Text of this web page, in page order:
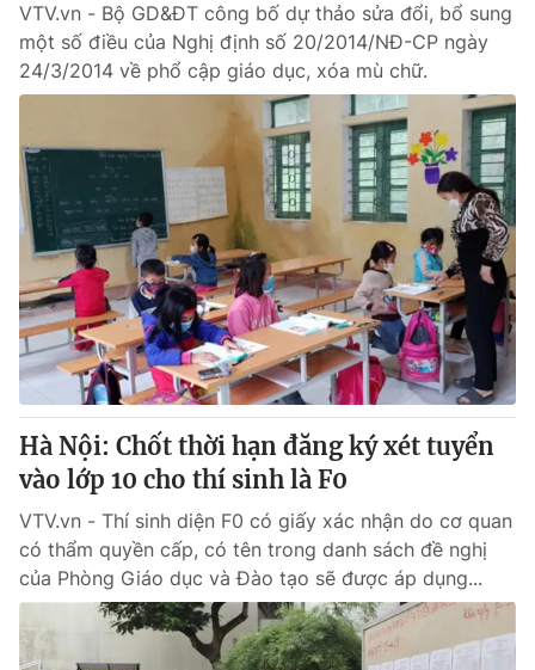
Phim VTV
Hậu trường
Khán giả
Giải sao mai
Giải trí
Điện ảnh
Sao
Du lịch
Làm đẹp
Chất lượng cuộc sống
Giáo dục
Tuyển sinh
Học trực tuyến
Công nghệ
Hitech Công nghệ tương lai
Sản phẩm
Thị trường
Tư vấn
Giao lưu trực tuyến
Lịch phát sóng
Chuyên mục khác
Emagazine Podcast
Photo Infographic
Video Shorts video
VTV.vn - Bộ GD&ĐT công bố dự thảo sửa đổi, bổ sung
một số điều của Nghị định số 20/2014/NĐ-CP ngày
24/3/2014 về phổ cập giáo dục, xóa mù chữ.
Hà Nội: Chốt thời hạn đăng ký xét tuyển
vào lớp 10 cho thí sinh là F0
VTV.vn - Thí sinh diện F0 có giấy xác nhận do cơ quan
có thẩm quyền cấp, có tên trong danh sách đề nghị
của Phòng Giáo dục và Đào tạo sẽ được áp dụng...